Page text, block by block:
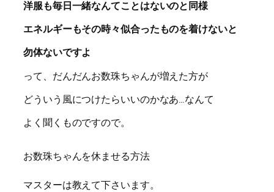
洋服も毎日一緒なんてことはないのと同様
エネルギーもその時々似合ったものを着けないと
勿体ないですよ
って、だんだんお数珠ちゃんが増えた方が
どういう風につけたらいいのかなあ…なんて
よく聞くものですので。
お数珠ちゃんを休ませる方法
マスターは教えて下さいます。